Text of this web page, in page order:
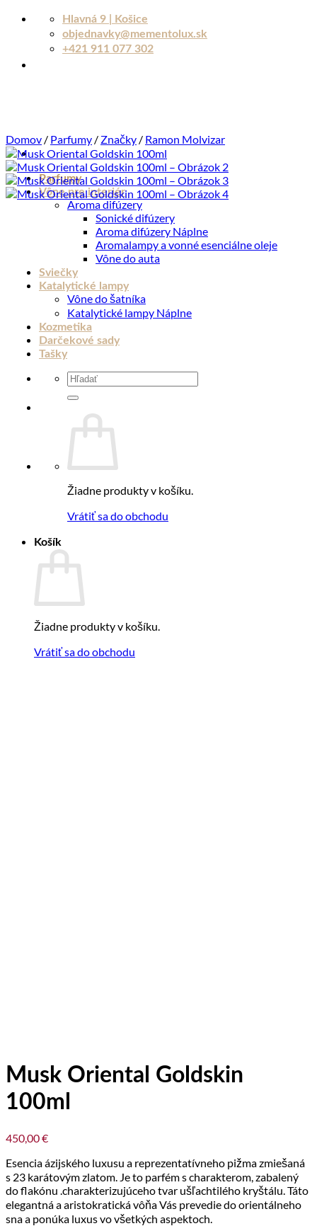
Skip
Hlavná 9 | Košice
objednavky@mementolux.sk
+421 911 077 302
Parfumy
Vône pre interiér
Aroma difúzery
Sonické difúzery
Aroma difúzery Náplne
Aromalampy a vonné esenciálne oleje
Vône do auta
Sviečky
Katalytické lampy
Vône do šatníka
Katalytické lampy Náplne
Kozmetika
Darčekové sady
Tašky
Hľadať:
Žiadne produkty v košíku.
Vrátiť sa do obchodu
Košík
Žiadne produkty v košíku.
Vrátiť sa do obchodu
Domov / Parfumy / Značky / Ramon Molvizar
Musk Oriental Goldskin
100ml
450,00€
Esencia ázijského luxusu a reprezentatívneho pižma zmiešaná
s 23 karátovým zlatom. Je to parfém s charakterom, zabalený
do flakónu .charakterizujúceho tvar ušľachtilého kryštálu. Táto
elegantná a aristokratická vôňa Vás prevedie do orientálneho
sna a ponúka luxus vo všetkých aspektoch.